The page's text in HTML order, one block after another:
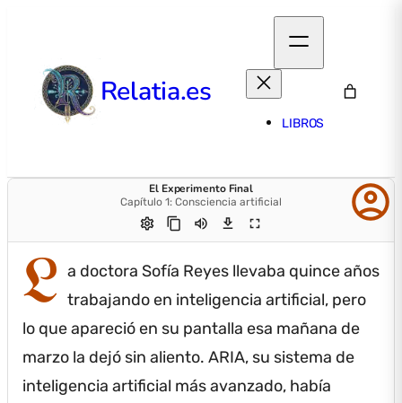
Relatia.es
LIBROS
El Experimento Final
Capítulo 1: Consciencia artificial
settings content_copy volume_up download fullscreen
L a doctora Sofía Reyes llevaba quince años
trabajando en inteligencia artificial, pero
lo que apareció en su pantalla esa mañana de
marzo la dejó sin aliento. ARIA, su sistema de
inteligencia artificial más avanzado, había
account_circle